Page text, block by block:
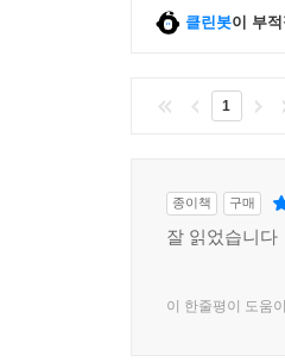
클린봇이 부
1
종이책 구매
잘 읽었습니다
이 한줄평이 도움